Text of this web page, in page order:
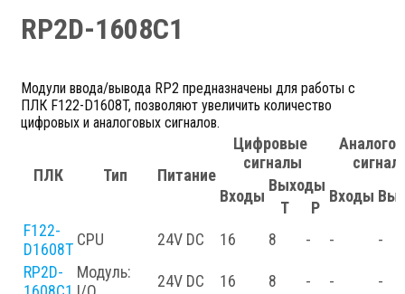
RP2D-1608C1
Модули ввода/вывода RP2 предназначены для работы с
ПЛК F122-D1608T, позволяют увеличить количество
цифровых и аналоговых сигналов.
ПЛК Тип Питание
Цифровые
сигналы
Входы
Выходы
Входы
Т
Р
F122-
D1608T
CPU 24V DC 16 8 - -
-
RP2D-
Модуль:
24V DC 16 8 - -
-